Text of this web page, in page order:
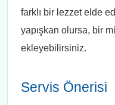
farklı bir lezzet elde
yapışkan olursa, bir
ekleyebilirsiniz.
Servis Önerisi